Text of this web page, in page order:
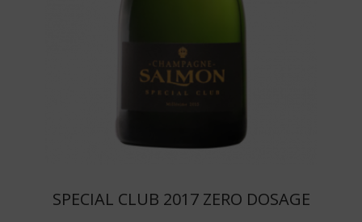
SPECIAL CLUB 2017 ZERO DOSAGE